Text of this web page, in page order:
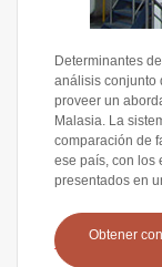
Determinantes
análisis conjunto
proveer un
Malasia. La
comparación de
ese país, con los
presentados en
Obtener